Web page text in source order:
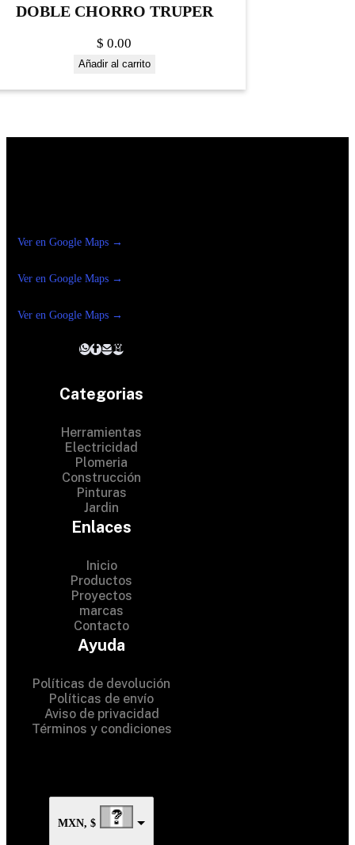
DOBLE CHORRO TRUPER
$ 0.00
Añadir al carrito
Ver en Google Maps →
Ver en Google Maps →
Ver en Google Maps →
Categorias
Herramientas
Electricidad
Plomeria
Construcción
Pinturas
Jardin
Enlaces
Inicio
Productos
Proyectos
marcas
Contacto
Ayuda
Políticas de devolución
Políticas de envío
Aviso de privacidad
Términos y condiciones
MXN, $